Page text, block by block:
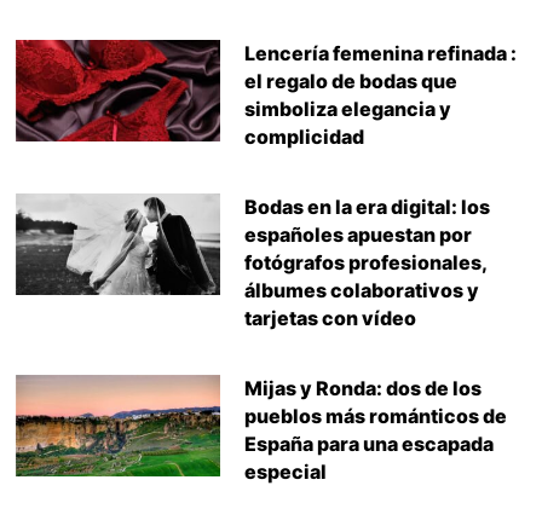
Lencería femenina refinada :
el regalo de bodas que
simboliza elegancia y
complicidad
Bodas en la era digital: los
españoles apuestan por
fotógrafos profesionales,
álbumes colaborativos y
tarjetas con vídeo
Mijas y Ronda: dos de los
pueblos más románticos de
España para una escapada
especial